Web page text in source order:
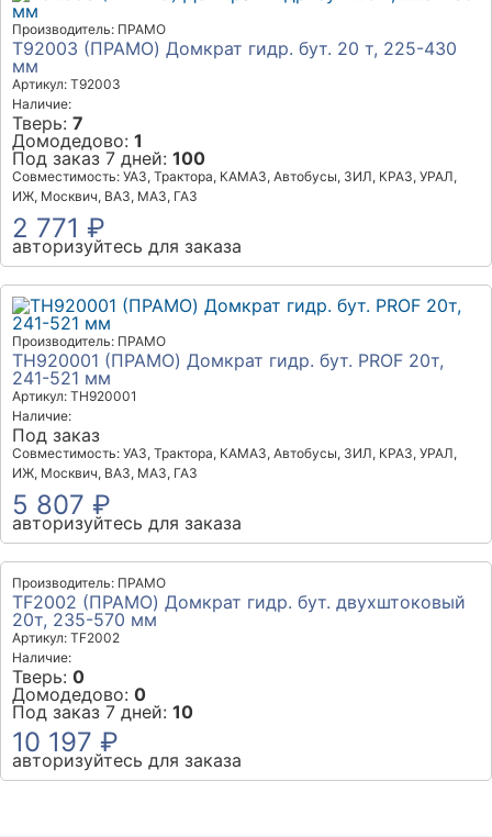
Производитель: ПРАМО
T92003 (ПРАМО) Домкрат гидр. бут. 20 т, 225-430
мм
Артикул: T92003
Наличие:
Тверь: 7
Домодедово: 1
Под заказ 7 дней: 100
Совместимость: УАЗ, Трактора, КАМАЗ, Автобусы, ЗИЛ, КРАЗ, УРАЛ,
ИЖ, Москвич, ВАЗ, МАЗ, ГАЗ
2 771 ₽
авторизуйтесь для заказа
Производитель: ПРАМО
ТH920001 (ПРАМО) Домкрат гидр. бут. PROF 20т,
241-521 мм
Артикул: ТH920001
Наличие:
Под заказ
Совместимость: УАЗ, Трактора, КАМАЗ, Автобусы, ЗИЛ, КРАЗ, УРАЛ,
ИЖ, Москвич, ВАЗ, МАЗ, ГАЗ
5 807 ₽
авторизуйтесь для заказа
Производитель: ПРАМО
TF2002 (ПРАМО) Домкрат гидр. бут. двухштоковый
20т, 235-570 мм
Артикул: TF2002
Наличие:
Тверь: 0
Домодедово: 0
Под заказ 7 дней: 10
10 197 ₽
авторизуйтесь для заказа